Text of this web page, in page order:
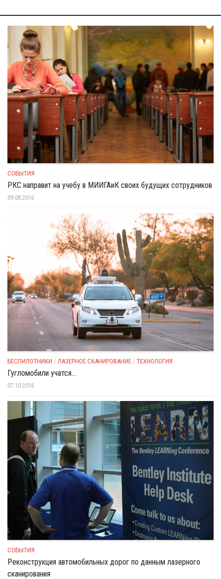
СОБЫТИЯ
РКС направит на учебу в МИИГАиК своих будущих сотрудников
09.08.2016
БЕСПИЛОТНИКИ / ЛАЗЕРНОЕ СКАНИРОВАНИЕ / ТЕХНОЛОГИЯ
Гугломобили учатся…
07.10.2016
СОБЫТИЯ
Реконструкция автомобильных дорог по данным лазерного
сканирования